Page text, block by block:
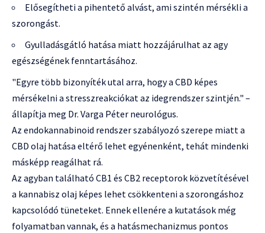
Elősegítheti a pihentető alvást, ami szintén mérsékli a
szorongást.
Gyulladásgátló hatása miatt hozzájárulhat az agy
egészségének fenntartásához.
"Egyre több bizonyíték utal arra, hogy a CBD képes
mérsékelni a stresszreakciókat az idegrendszer szintjén." –
állapítja meg Dr. Varga Péter neurológus.
Az endokannabinoid rendszer szabályozó szerepe miatt a
CBD olaj hatása eltérő lehet egyénenként, tehát mindenki
másképp reagálhat rá.
Az agyban található CB1 és CB2 receptorok közvetítésével
a kannabisz olaj képes lehet csökkenteni a szorongáshoz
kapcsolódó tüneteket. Ennek ellenére a kutatások még
folyamatban vannak, és a hatásmechanizmus pontos